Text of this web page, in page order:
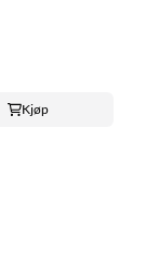
Kjøp